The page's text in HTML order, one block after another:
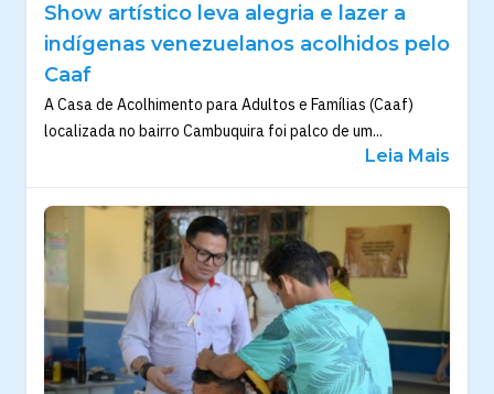
Show artístico leva alegria e lazer a
indígenas venezuelanos acolhidos pelo
Caaf
A Casa de Acolhimento para Adultos e Famílias (Caaf)
localizada no bairro Cambuquira foi palco de um...
Leia Mais